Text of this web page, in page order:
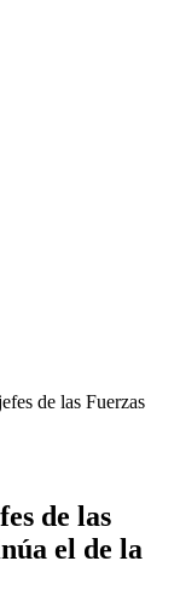
de las Fuerzas
de las
el de la